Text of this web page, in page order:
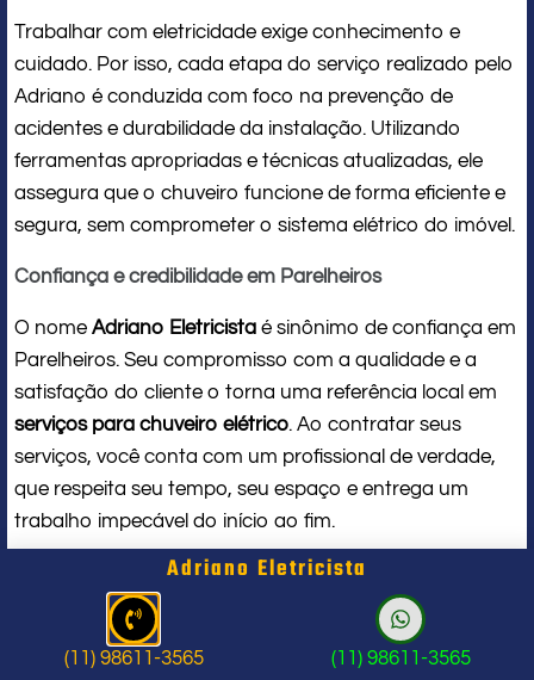
Trabalhar com eletricidade exige conhecimento e
cuidado. Por isso, cada etapa do serviço realizado pelo
Adriano é conduzida com foco na prevenção de
acidentes e durabilidade da instalação. Utilizando
ferramentas apropriadas e técnicas atualizadas, ele
assegura que o chuveiro funcione de forma eficiente e
segura, sem comprometer o sistema elétrico do imóvel.
Confiança e credibilidade em Parelheiros
O nome Adriano Eletricista é sinônimo de confiança em
Parelheiros. Seu compromisso com a qualidade e a
satisfação do cliente o torna uma referência local em
serviços para chuveiro elétrico. Ao contratar seus
serviços, você conta com um profissional de verdade,
que respeita seu tempo, seu espaço e entrega um
trabalho impecável do início ao fim.
Problema com chuveiro: sinais que
indicam a hora de chamar um
profissional
Adriano Eletricista
(11) 98611-3565 (11) 98611-3565